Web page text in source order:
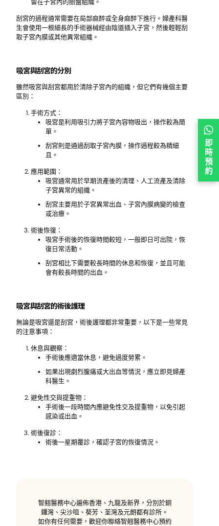
留在子宮內的胎盤組織。
刮宮的過程通常需要在局部麻醉或全身麻醉下進行。婦產科醫
生會使用一根細長的手術器械經由陰道插入子宮，然後輕輕刮
取子宮內膜或其他異常組織。
吸宮與刮宮的分別
雖然吸宮與刮宮都用於清除子宮內的組織，但它們有幾個主要
區別：
手術方式：
吸宮是利用吸引力將子宮內容物吸出，操作較為簡
單。
刮宮則是通過刮取子宮內膜，操作過程較為精細
且。
應用範圍：
吸宮通常用於早期流產後的清理、人工流產及清除
子宮異常的組織。
刮宮主要用於子宮異常出血、子宮內膜病變的檢查
或治療。
術後恢復：
吸宮手術後的恢復時間較短，一般即日可出院，恢
復日常活動。
刮宮相比下需要較長時間的休息和恢復，並且可能
會有較長時間的出血。
吸宮與刮宮的術後護理
無論是吸宮還是刮宮，術後護理都非常重要，以下是一些常見
的注意事項：
休息與觀察：
手術後應適當休息，避免過度勞累。
如果出現劇烈腹痛或大出血等情況，應立即見婦產
科醫生。
避免性交與提重物：
手術後一段時間內應避免性交及提重物，以免引起
感染或出血。
術後復診：
術後一星期覆診，確認子宮的恢復情況。
智翹醫務中心遍佈香港、九龍及新界，分別於銅
鑼灣、尖沙咀、葵芳、荃灣及元朗都有診所。
如你有任何需要，歡迎你聯絡智翹醫務中心預約
即
時
預
約